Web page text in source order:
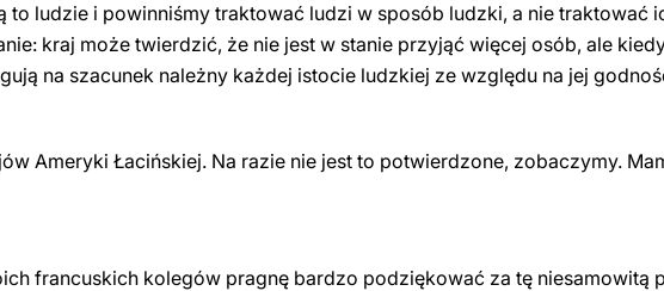
to ludzie i powinniśmy traktować ludzi w sposób ludzki, a nie traktować
kraj może twierdzić, że nie jest w stanie przyjąć więcej osób, ale
na szacunek należny każdej istocie ludzkiej ze względu na jej
Ameryki Łacińskiej. Na razie nie jest to potwierdzone, zobaczymy.
francuskich kolegów pragnę bardzo podziękować za tę niesamowitą